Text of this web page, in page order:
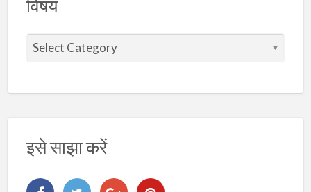
विषय
इसे साझा करें